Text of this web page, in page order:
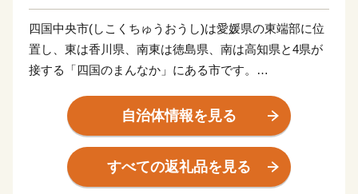
四国中央市(しこくちゅうおうし)は愛媛県の東端部に位
置し、東は香川県、南東は徳島県、南は高知県と4県が
接する「四国のまんなか」にある市です。
km、徳島市までは約100 km、大阪市へ約300 km、東京
都まで約800 kmの距離にあります。
古くから「お札と切手以外は何でも揃う」と言われるほ
自治体情報を見る
すべての返礼品を見る